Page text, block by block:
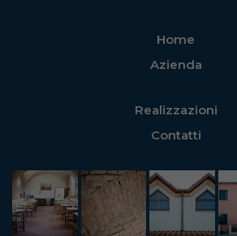
Home
Azienda
Realizzazioni
Contatti